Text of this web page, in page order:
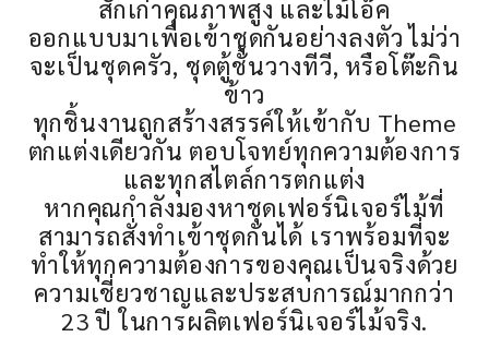
สักเก่าคุณภาพสูง และไม้โอ๊ค
ออกแบบมาเพื่อเข้าชุดกันอย่างลงตัว ไม่ว่า
จะเป็นชุดครัว, ชุดตู้ชั้นวางทีวี, หรือโต๊ะกิน
ข้าว
ทุกชิ้นงานถูกสร้างสรรค์ให้เข้ากับ Theme
ตกแต่งเดียวกัน ตอบโจทย์ทุกความต้องการ
และทุกสไตล์การตกแต่ง
หากคุณกำลังมองหาชุดเฟอร์นิเจอร์ไม้ที่
สามารถสั่งทำเข้าชุดกันได้ เราพร้อมที่จะ
ทำให้ทุกความต้องการของคุณเป็นจริงด้วย
ความเชี่ยวชาญและประสบการณ์มากกว่า
23 ปี ในการผลิตเฟอร์นิเจอร์ไม้จริง.